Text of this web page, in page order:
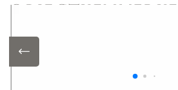
• Airconditioning